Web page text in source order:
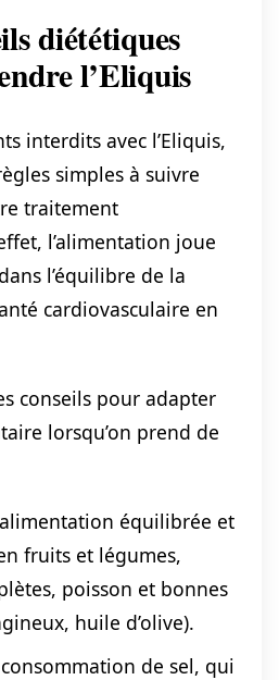
diététiques
l’Eliquis
interdits avec l’Eliquis,
simples à suivre
traitement
l’alimentation joue
l’équilibre de la
cardiovasculaire en
conseils pour adapter
lorsqu’on prend de
équilibrée et
fruits et légumes,
poisson et bonnes
huile d’olive).
de sel, qui